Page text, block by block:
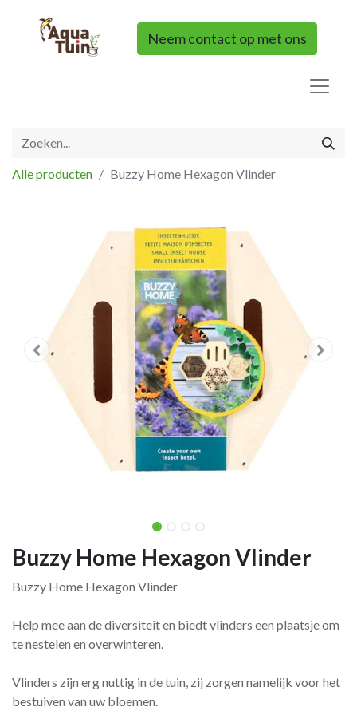
Neem contact op met ons
Alle producten Buzzy Home Hexagon Vlinder
Buzzy Home Hexagon Vlinder
Buzzy Home Hexagon Vlinder
Help mee aan de diversiteit en biedt vlinders een plaatsje om
te nestelen en overwinteren.
Vlinders zijn erg nuttig in de tuin, zij zorgen namelijk voor het
bestuiven van uw bloemen.